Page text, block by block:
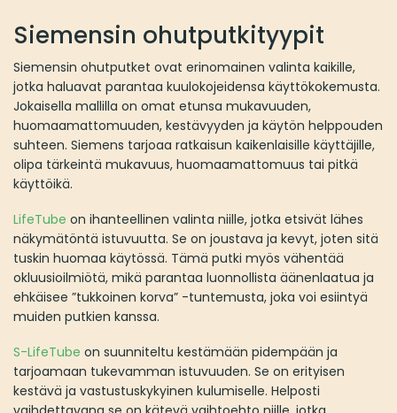
Siemensin ohutputkityypit
Siemensin ohutputket ovat erinomainen valinta kaikille,
jotka haluavat parantaa kuulokojeidensa käyttökokemusta.
Jokaisella mallilla on omat etunsa mukavuuden,
huomaamattomuuden, kestävyyden ja käytön helppouden
suhteen. Siemens tarjoaa ratkaisun kaikenlaisille käyttäjille,
olipa tärkeintä mukavuus, huomaamattomuus tai pitkä
käyttöikä.
LifeTube on ihanteellinen valinta niille, jotka etsivät lähes
näkymätöntä istuvuutta. Se on joustava ja kevyt, joten sitä
tuskin huomaa käytössä. Tämä putki myös vähentää
okluusioilmiötä, mikä parantaa luonnollista äänenlaatua ja
ehkäisee ”tukkoinen korva” -tuntemusta, joka voi esiintyä
muiden putkien kanssa.
S-LifeTube on suunniteltu kestämään pidempään ja
tarjoamaan tukevamman istuvuuden. Se on erityisen
kestävä ja vastustuskykyinen kulumiselle. Helposti